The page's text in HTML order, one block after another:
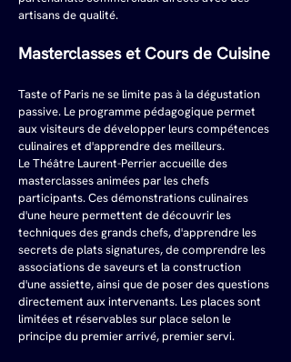
artisans de qualité.
Masterclasses et Cours de Cuisine
Taste of Paris ne se limite pas à la dégustation
passive. Le programme pédagogique permet
aux visiteurs de développer leurs compétences
culinaires et d'apprendre des meilleurs.
Le Théâtre Laurent-Perrier accueille des
masterclasses animées par les chefs
participants. Ces démonstrations culinaires
d'une heure permettent de découvrir les
techniques des grands chefs, d'apprendre les
secrets de plats signatures, de comprendre les
associations de saveurs et la construction
d'une assiette, ainsi que de poser des questions
directement aux intervenants. Les places sont
limitées et réservables sur place selon le
principe du premier arrivé, premier servi.